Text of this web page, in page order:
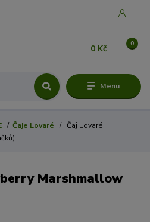
Menu
0
0 Kč
Čaje Lovaré
Čaj Lovaré
Marshmallow